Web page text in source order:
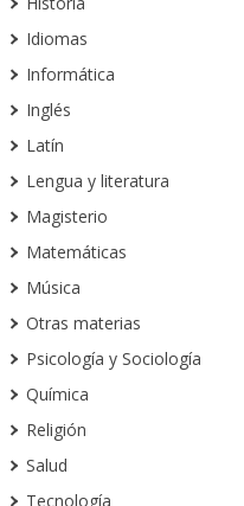
Idiomas
Informática
Inglés
Latín
Lengua y literatura
Magisterio
Matemáticas
Música
Otras materias
Psicología y Sociología
Química
Religión
Salud
Tecnología